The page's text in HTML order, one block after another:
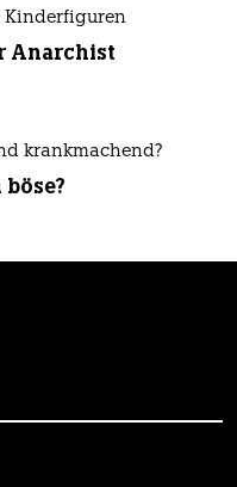
Kinderfiguren
Anarchist
krankmachend?